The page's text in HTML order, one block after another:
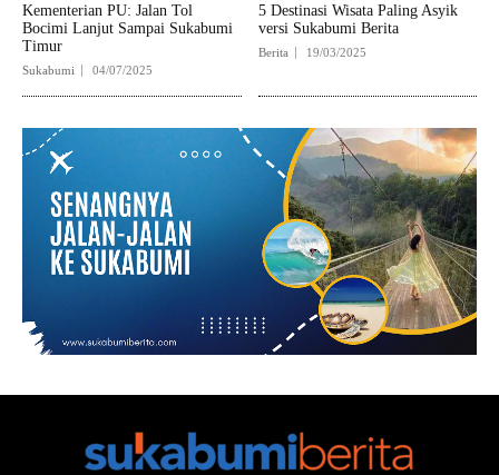
Kementerian PU: Jalan Tol
Bocimi Lanjut Sampai Sukabumi
Timur
Sukabumi 04/07/2025
5 Destinasi Wisata Paling Asyik
versi Sukabumi Berita
Berita 19/03/2025